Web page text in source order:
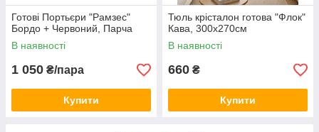
Готові Портьєри "Рамзес"
Бордо + Червоний, Парча
В наявності
1 050 ₴/пара
Купити
Тюль крісталон готова "Флок"
Кава, 300х270см
В наявності
660 ₴
Купити